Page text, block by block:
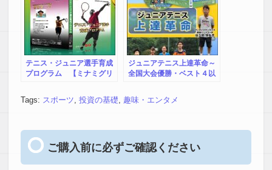
テニス・ジュニア選手育成
プログラム 【ミナミグリ
林愛一郎 監修】オンライ
ン版
ジュニアテニス上達革命～
全国大会優勝・ベスト４以
容と選手育成術～【テニス
サンライズ朝露ヘッドコー
Tags: スポーツ, 投資の基礎, 趣味・エンタメ
ご購入前に必ずご確認ください